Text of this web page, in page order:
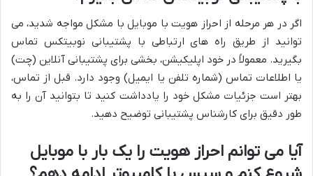
اگر در هر مرحله از احراز هویت با موبایل با مشکل مواجه شدید، می
توانید از طریق راه های ارتباطی با پشتیبانی نوبیتکس تماس
بگیرید. معمولاً در خود اپلیکیشن، بخشی برای پشتیبانی آنلاین (چت)
یا اطلاعات تماس (شماره تلفن یا ایمیل) وجود دارد. قبل از تماس،
بهتر است جزئیات مشکل خود را یادداشت کنید تا بتوانید آن را به
طور دقیق برای کارشناس پشتیبانی توضیح دهید.
آیا می توانم احراز هویت را یک بار با موبایل